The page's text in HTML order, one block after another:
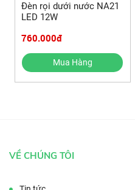
Đèn rọi dưới nước NA21
LED 12W
760.000đ
Mua Hàng
VỀ CHÚNG TÔI